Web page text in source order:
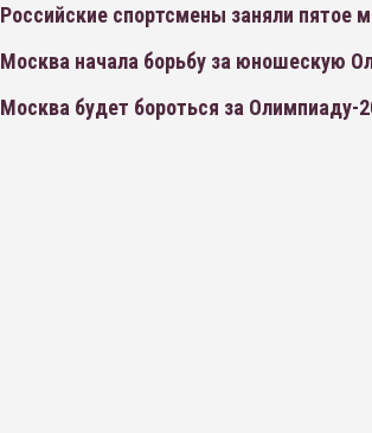
Российские спортсмены заняли
Москва начала борьбу за юношескую
Москва будет бороться за Олимпиаду-